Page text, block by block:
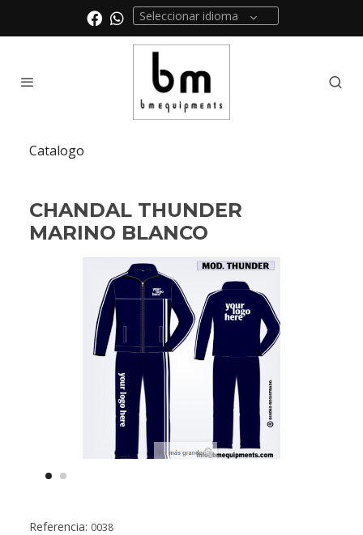
Seleccionar idioma
Catalogo
CHANDAL THUNDER
MARINO BLANCO
Referencia: 0038